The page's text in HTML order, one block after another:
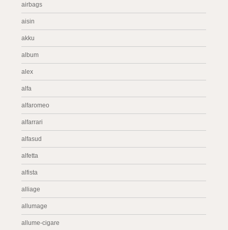
airbags
aisin
akku
album
alex
alfa
alfaromeo
alfarrari
alfasud
alfetta
alfista
alliage
allumage
allume-cigare